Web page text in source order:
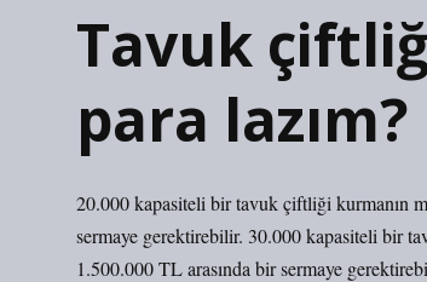
Tavuk
para lazım?
20.000 kapasiteli bir tavuk çiftliği kurmanın
sermaye gerektirebilir. 30.000 kapasiteli bir
1.500.000 TL arasında bir sermaye